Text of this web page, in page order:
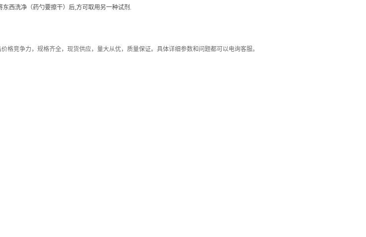
西洗净（药勺要擦干）后,方可取用另一种试剂.
竞争力，规格齐全，现货供应，量大从优，质量保证。具体详细参数和问题都可以电询客服。